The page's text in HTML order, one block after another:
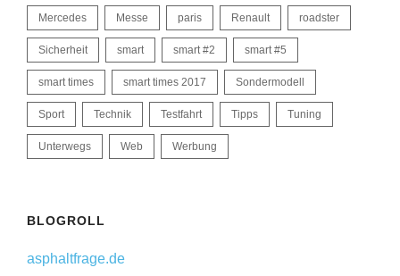
Mercedes Messe paris Renault roadster
Sicherheit smart smart #2 smart #5
smart times smart times 2017 Sondermodell
Sport Technik Testfahrt Tipps Tuning
Unterwegs Web Werbung
BLOGROLL
asphaltfrage.de